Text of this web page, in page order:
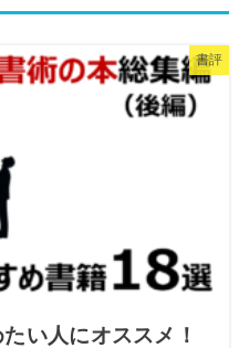
書評
い人にオススメ！